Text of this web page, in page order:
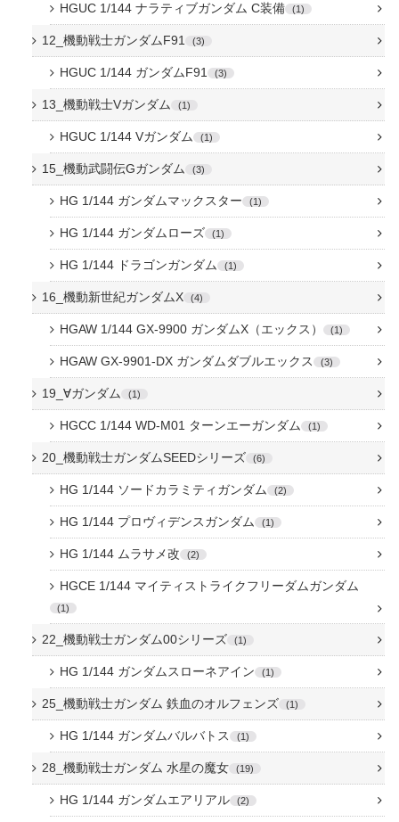
HGUC 1/144 ナラティブガンダム C装備 1
12_機動戦士ガンダムF91 3
HGUC 1/144 ガンダムF91 3
13_機動戦士Vガンダム 1
HGUC 1/144 Vガンダム 1
15_機動武闘伝Gガンダム 3
HG 1/144 ガンダムマックスター 1
HG 1/144 ガンダムローズ 1
HG 1/144 ドラゴンガンダム 1
16_機動新世紀ガンダムX 4
HGAW 1/144 GX-9900 ガンダムX（エックス） 1
HGAW GX-9901-DX ガンダムダブルエックス 3
19_∀ガンダム 1
HGCC 1/144 WD-M01 ターンエーガンダム 1
20_機動戦士ガンダムSEEDシリーズ 6
HG 1/144 ソードカラミティガンダム 2
HG 1/144 プロヴィデンスガンダム 1
HG 1/144 ムラサメ改 2
HGCE 1/144 マイティストライクフリーダムガンダム
1
22_機動戦士ガンダム00シリーズ 1
HG 1/144 ガンダムスローネアイン 1
25_機動戦士ガンダム 鉄血のオルフェンズ 1
HG 1/144 ガンダムバルバトス 1
28_機動戦士ガンダム 水星の魔女 19
HG 1/144 ガンダムエアリアル 2